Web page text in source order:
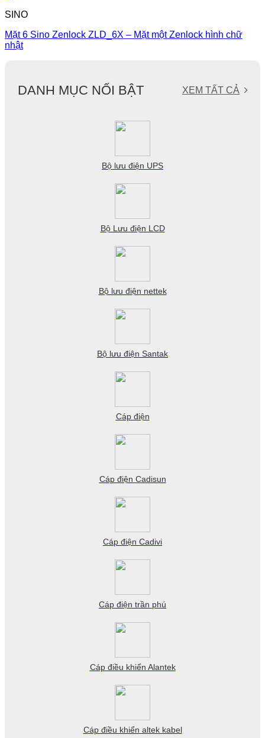
SINO
Mặt 6 Sino Zenlock ZLD_6X – Mặt một Zenlock hình chữ
nhật
DANH MỤC NỔI BẬT XEM TẤT CẢ
Bộ lưu điện UPS
Bộ Lưu điện LCD
Bộ lưu điện nettek
Bộ lưu điện Santak
Cáp điện
Cáp điện Cadisun
Cáp điện Cadivi
Cáp điện trần phú
Cáp điều khiển Alantek
Cáp điều khiển altek kabel